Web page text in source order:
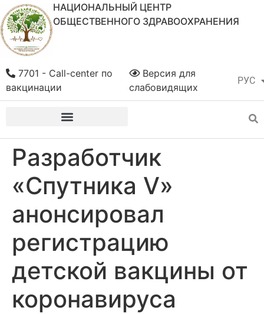
НАЦИОНАЛЬНЫЙ ЦЕНТР
ОБЩЕСТВЕННОГО ЗДРАВООХРАНЕНИЯ
РУС
ҚАЗ
Версия для
слабовидящих
7701 - Call-center по
вакцинации
Разработчик
«Спутника V»
анонсировал
регистрацию
детской вакцины от
коронавируса